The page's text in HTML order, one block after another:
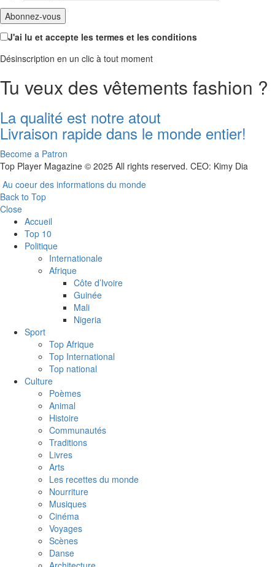
J'ai lu et accepte les termes et les conditions
Désinscription en un clic à tout moment
Tu veux des vêtements fashion ?
La qualité est notre atout
Livraison rapide dans le monde entier!
Become a Patron
Top Player Magazine © 2025 All rights reserved. CEO: Kimy Dia
Au coeur des informations du monde
Back to Top
Close
Accueil
Top 10
Politique
Internationale
Afrique
Côte d’Ivoire
Guinée
Mali
Nigeria
Sport
Top Afrique
Top International
Top national
Culture
Poèmes
Animal
Histoire
Communautés
Traditions
Livres
Arts
Les recettes du monde
Nourriture
Musiques
Cinéma
Voyages
Scènes
Danse